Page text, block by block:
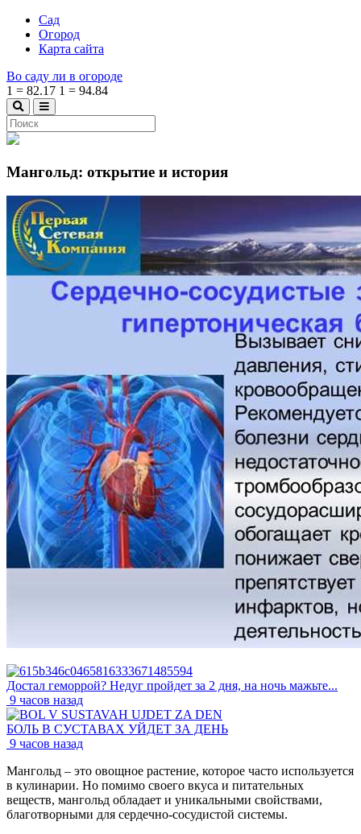
Сад
Огород
Карта сайта
Во саду ли в огороде
1 = 82.17 1 = 94.84
Мангольд: открытие и история
Достал геморрой? Недуг пройдет за 2 дня, на ночь мажьте...
9 часов назад
БОЛЬ В СУСТАВАХ УЙДЕТ ЗА ДЕНЬ
9 часов назад
Мангольд – это овощное растение, которое часто используется
в кулинарии. Но помимо своего вкуса и питательных
веществ, мангольд обладает и уникальными свойствами,
благотворными для сердечно-сосудистой системы.